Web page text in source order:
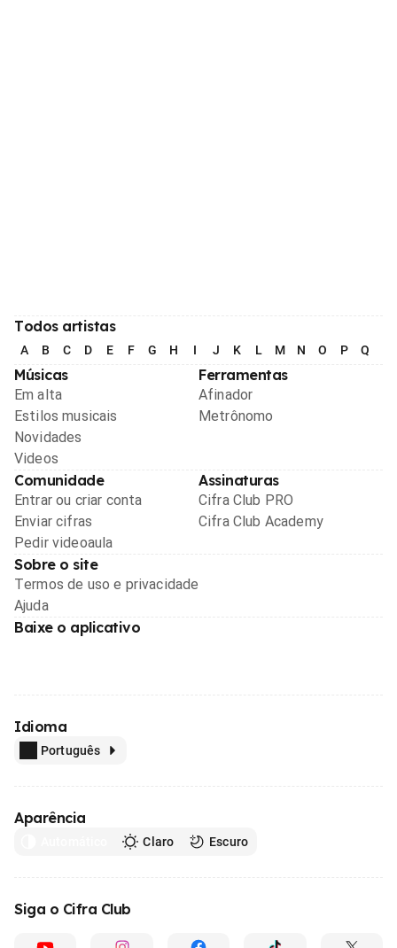
Todos artistas
A B C D E F G H I J K L M N O P Q
Músicas
Em alta
Estilos musicais
Novidades
Videos
Ferramentas
Afinador
Metrônomo
Comunidade
Entrar ou criar conta
Enviar cifras
Pedir videoaula
Assinaturas
Cifra Club PRO
Cifra Club Academy
Sobre o site
Termos de uso e privacidade
Ajuda
Baixe o aplicativo
Idioma
Português
Aparência
Claro Escuro
Siga o Cifra Club